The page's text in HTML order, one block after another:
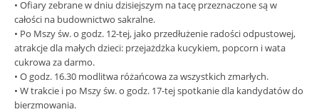
• Ofiary zebrane w dniu dzisiejszym na tacę przeznaczone są w
całości na budownictwo sakralne.
• Po Mszy św. o godz. 12-tej, jako przedłużenie radości odpustowej,
atrakcje dla małych dzieci: przejażdżka kucykiem, popcorn i wata
cukrowa za darmo.
• O godz. 16.30 modlitwa różańcowa za wszystkich zmarłych.
• W trakcie i po Mszy św. o godz. 17-tej spotkanie dla kandydatów do
bierzmowania.